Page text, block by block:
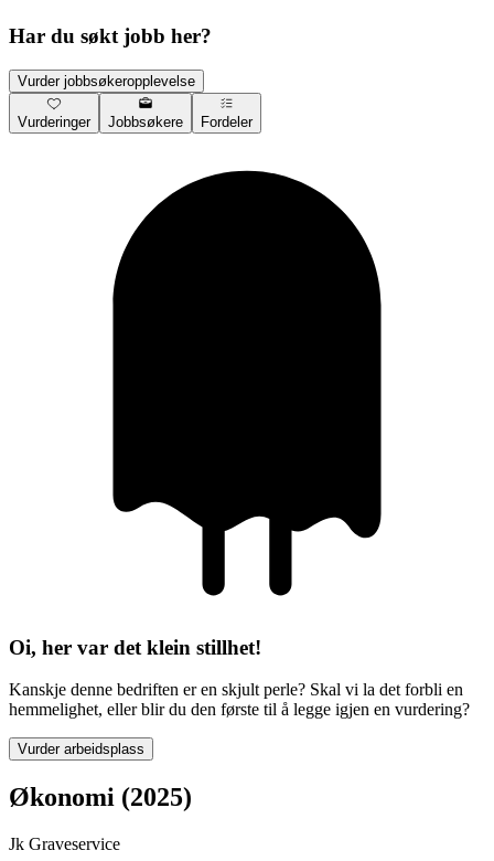
Har du søkt jobb her?
Vurder jobbsøkeropplevelse
Vurderinger Jobbsøkere Fordeler
Oi, her var det klein stillhet!
Kanskje denne bedriften er en skjult perle? Skal vi la det forbli en
hemmelighet, eller blir du den første til å legge igjen en vurdering?
Vurder arbeidsplass
Økonomi (2025)
Jk Graveservice